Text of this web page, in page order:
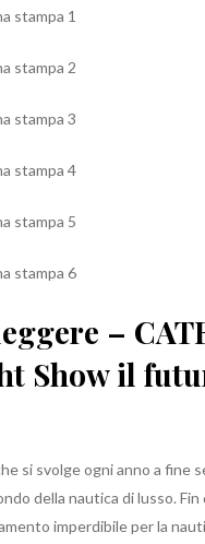
stampa 1
stampa 2
stampa 3
stampa 4
stampa 5
stampa 6
–
Show il
si svolge ogni anno a fine
della nautica di lusso.
imperdibile per la